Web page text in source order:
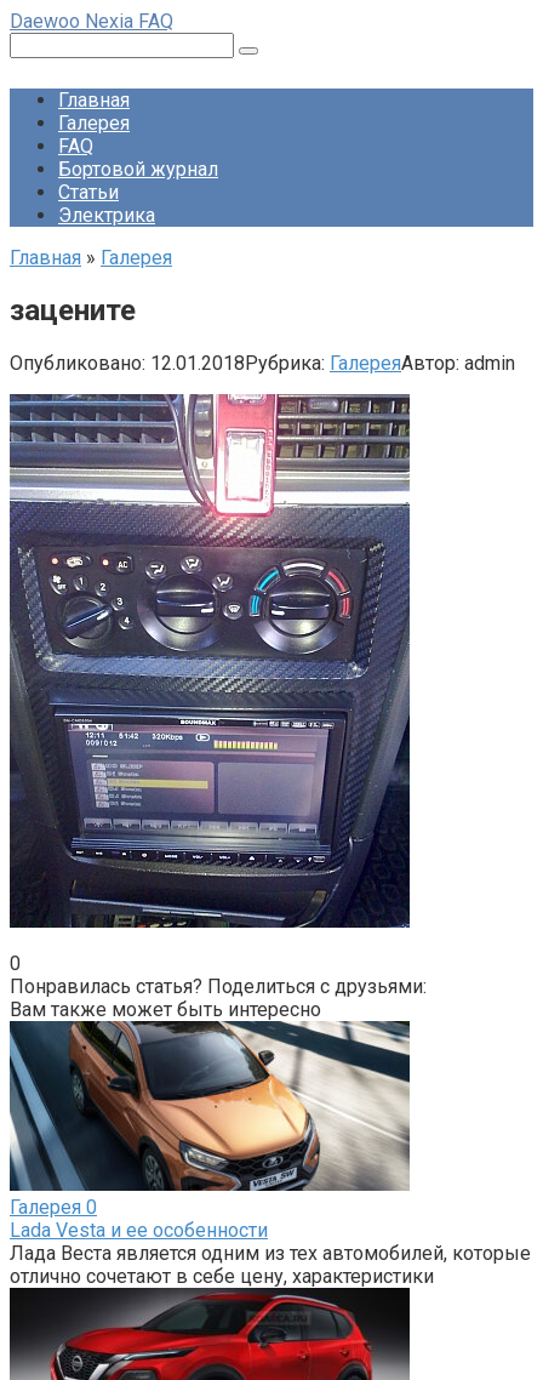
Перейти
контенту
Daewoo Nexia FAQ
Главная
Галерея
FAQ
Бортовой журнал
Статьи
Электрика
Главная » Галерея
зацените
Опубликовано: 12.01.2018Рубрика: ГалереяАвтор: admin
0
Понравилась статья? Поделиться с друзьями:
Вам также может быть интересно
Галерея 0
Lada Vesta и ее особенности
Лада Веста является одним из тех автомобилей, которые
отлично сочетают в себе цену, характеристики